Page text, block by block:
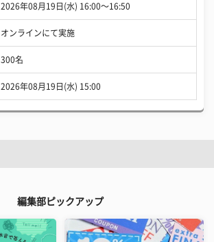
2026年08月19日(水) 16:00〜16:50
オンラインにて実施
300名
2026年08月19日(水) 15:00
編集部ピックアップ